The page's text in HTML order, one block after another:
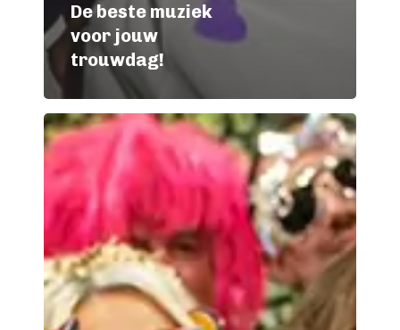
De beste muziek
voor jouw
trouwdag!
Photobooth:
klik,
lach
en
print!